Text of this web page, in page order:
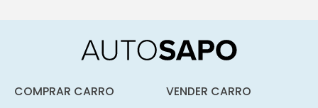
COMPRAR CARRO VENDER CARRO